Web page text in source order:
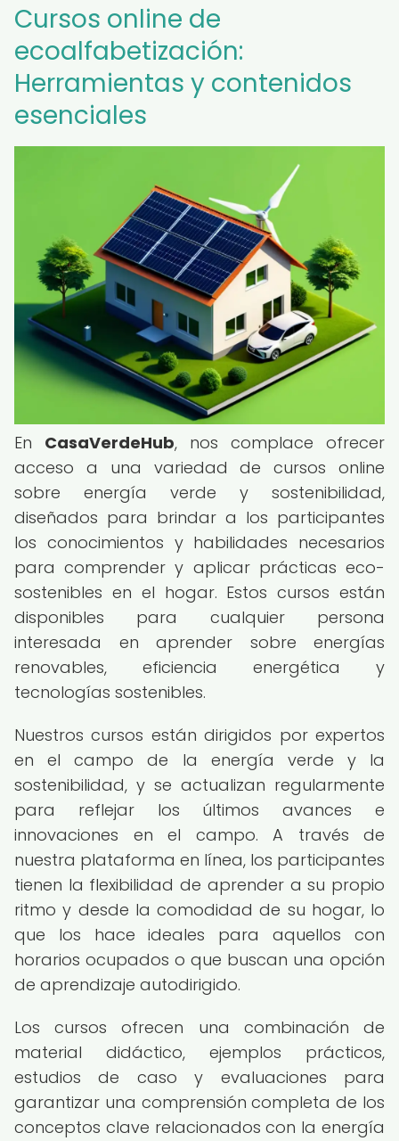
Cursos online de
ecoalfabetización:
Herramientas y contenidos
esenciales
En CasaVerdeHub, nos complace ofrecer
acceso a una variedad de cursos online
sobre energía verde y sostenibilidad,
diseñados para brindar a los participantes
los conocimientos y habilidades necesarios
para comprender y aplicar prácticas eco-
sostenibles en el hogar. Estos cursos están
disponibles para cualquier persona
interesada en aprender sobre energías
renovables, eficiencia energética y
tecnologías sostenibles.
Nuestros cursos están dirigidos por expertos
en el campo de la energía verde y la
sostenibilidad, y se actualizan regularmente
para reflejar los últimos avances e
innovaciones en el campo. A través de
nuestra plataforma en línea, los participantes
tienen la flexibilidad de aprender a su propio
ritmo y desde la comodidad de su hogar, lo
que los hace ideales para aquellos con
horarios ocupados o que buscan una opción
de aprendizaje autodirigido.
Los cursos ofrecen una combinación de
material didáctico, ejemplos prácticos,
estudios de caso y evaluaciones para
garantizar una comprensión completa de los
conceptos clave relacionados con la energía